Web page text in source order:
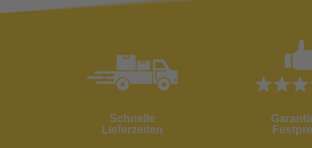
Schnelle
Lieferzeiten